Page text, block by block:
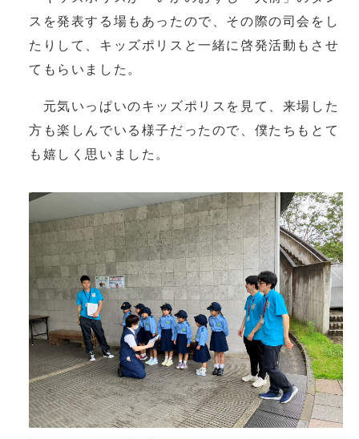
スを発表する場もあったので、その際の司会をし
たりして、キッズポリスと一緒に啓発活動もさせ
てもらいました。
元気いっぱいのキッズポリスを見て、来場した
方も楽しんでいる様子だったので、僕たちもとて
も嬉しく思いました。